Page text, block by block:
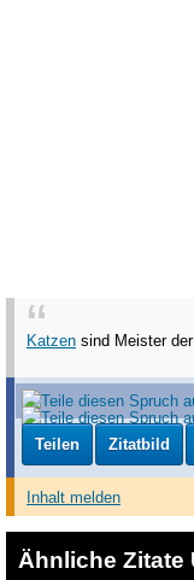
Katzen sind Meister der
Teilen Zitatbild
Inhalt melden
Ähnliche Zitate